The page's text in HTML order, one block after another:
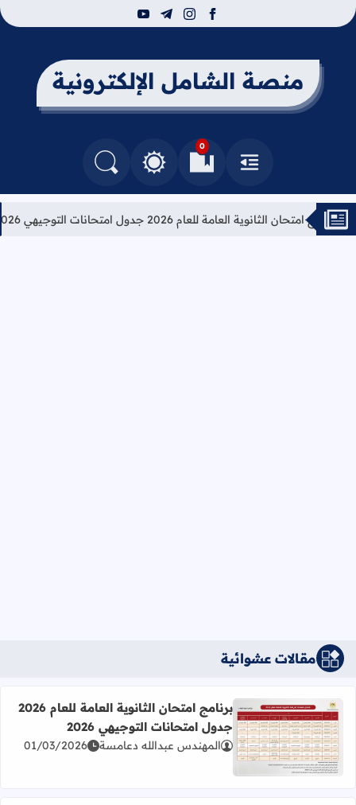
facebook
instagram
telegram
youtube
منصة الشامل الإلكترونية
القائمة
0
العلامات المرجعيةالتغيير بين الوضع النهاري والداكن
البحث في المدونة
امتحان الثانوية العامة للعام 2026 جدول امتحانات التوجيهي 2026
مقالات عشوائية
اقرأ المزيد عن برنامج امتحان الثانوية العامة للعام 2026 جدول امتحانات التوجيهي 2026
برنامج امتحان الثانوية العامة للعام 2026
جدول امتحانات التوجيهي 2026
المهندس عبدالله دعامسة 01/03/2026